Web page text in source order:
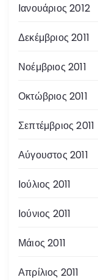
Ιανουάριος 2012
Δεκέμβριος 2011
Νοέμβριος 2011
Οκτώβριος 2011
Σεπτέμβριος 2011
Αύγουστος 2011
Ιούλιος 2011
Ιούνιος 2011
Μάιος 2011
Απρίλιος 2011